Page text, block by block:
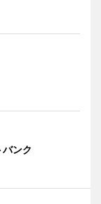
ンク